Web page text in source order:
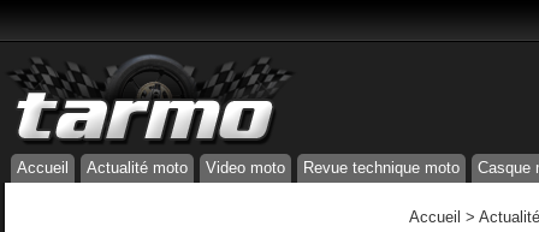
Accueil Actualité moto Video moto Revue technique moto Casque
Accueil >